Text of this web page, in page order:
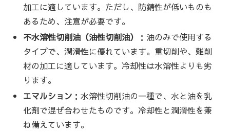
加工に適しています。ただし、防錆性が低いものも
あるため、注意が必要です。
不水溶性切削油（油性切削油）
：油のみで使用する
タイプで、潤滑性に優れています。重切削や、難削
材の加工に適しています。冷却性は水溶性よりも劣
ります。
エマルション ：水溶性切削油の一種で、水と油を乳
化剤で混ぜ合わせたものです。冷却性と潤滑性を兼
ね備えています。